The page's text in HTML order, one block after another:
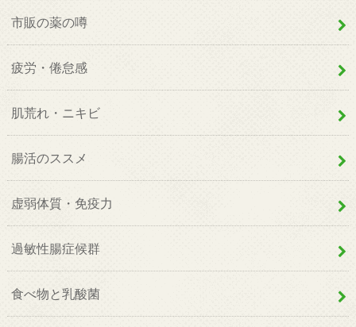
市販の薬の噂
疲労・倦怠感
肌荒れ・ニキビ
腸活のススメ
虚弱体質・免疫力
過敏性腸症候群
食べ物と乳酸菌